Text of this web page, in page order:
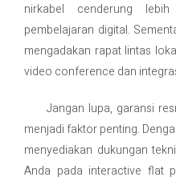
nirkabel cenderung
pembelajaran digital.
mengadakan rapat lintas
video conference dan
Jangan lupa, garansi
menjadi faktor penting.
menyediakan dukungan
Anda pada interactive flat